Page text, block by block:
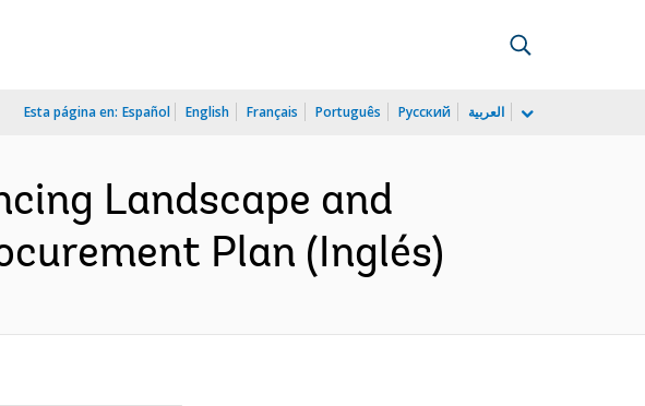
Esta página en: Español English Français Português Русский العربية
Landscape and
Plan (Inglés)